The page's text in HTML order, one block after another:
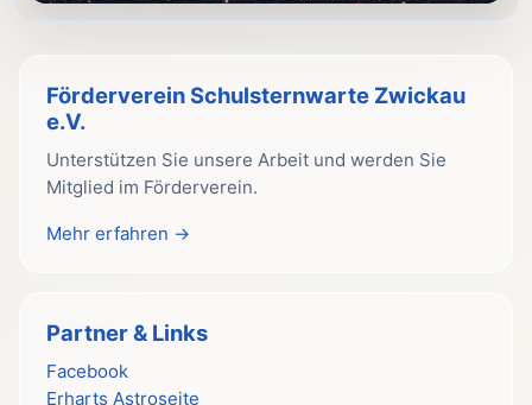
Förderverein Schulsternwarte Zwickau
e.V.
Unterstützen Sie unsere Arbeit und werden Sie
Mitglied im Förderverein.
Mehr erfahren →
Partner & Links
Facebook
Erharts Astroseite